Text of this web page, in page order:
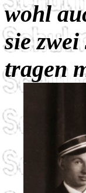
wohl
sie
tragen